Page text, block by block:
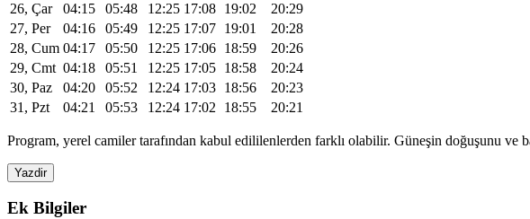
26, Çar
04:15 05:48 12:25 17:08 19:02
20:29
27, Per
04:16 05:49 12:25 17:07 19:01
20:28
28, Cum 04:17 05:50 12:25 17:06 18:59
20:26
29, Cmt 04:18 05:51 12:25 17:05 18:58
20:24
30, Paz
04:20 05:52 12:24 17:03 18:56
20:23
31, Pzt
04:21 05:53 12:24 17:02 18:55 20:21
Program, yerel camiler tarafından kabul edililenlerden farklı olabilir. Güneşin doğuşunu ve
Yazdir
Ek Bilgiler